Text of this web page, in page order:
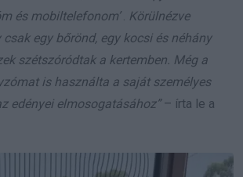
és mobiltelefonom’. Körülnézve
csak egy bőrönd, egy kocsi és néhány
szétszóródtak a kertemben. Még a
is használta a saját személyes
edényei elmosogatásához”– írta le a